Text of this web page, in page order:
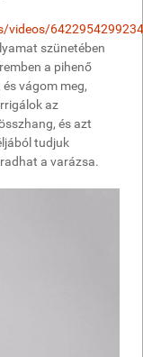
videos/
szünetében
a pihenő
vágom meg,
az
és azt
tudjuk
a varázsa.